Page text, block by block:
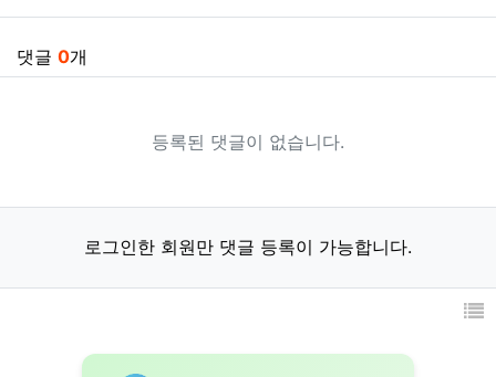
댓글 0개
등록된 댓글이 없습니다.
로그인한 회원만 댓글 등록이 가능합니다.